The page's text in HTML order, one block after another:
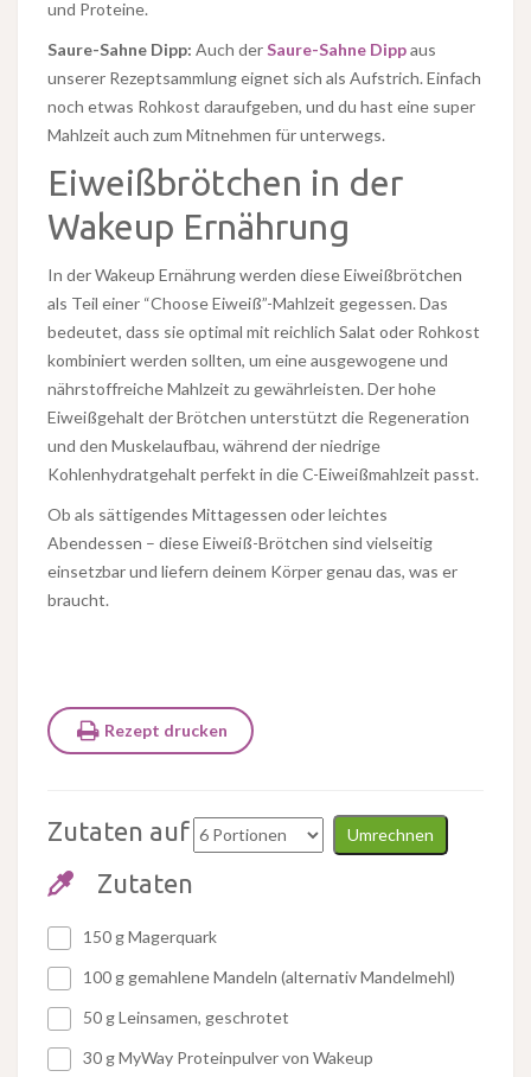
und Proteine.
Saure-Sahne Dipp: Auch derSaure-Sahne Dippaus
unserer Rezeptsammlung eignet sich als Aufstrich. Einfach
noch etwas Rohkost daraufgeben, und du hast eine super
Mahlzeit auch zum Mitnehmen für unterwegs.
Eiweißbrötchen in der
Wakeup Ernährung
In der Wakeup Ernährung werden diese Eiweißbrötchen
als Teil einer “Choose Eiweiß”-Mahlzeit gegessen. Das
bedeutet, dass sie optimal mit reichlich Salat oder Rohkost
kombiniert werden sollten, um eine ausgewogene und
nährstoffreiche Mahlzeit zu gewährleisten. Der hohe
Eiweißgehalt der Brötchen unterstützt die Regeneration
und den Muskelaufbau, während der niedrige
Kohlenhydratgehalt perfekt in die C-Eiweißmahlzeit passt.
Ob als sättigendes Mittagessen oder leichtes
Abendessen – diese Eiweiß-Brötchen sind vielseitig
einsetzbar und liefern deinem Körper genau das, was er
braucht.
Rezept drucken
Zutaten auf Umrechnen
Zutaten
150 g Magerquark
100 g gemahlene Mandeln (alternativ Mandelmehl)
50 g Leinsamen, geschrotet
30 g MyWay Proteinpulver von Wakeup